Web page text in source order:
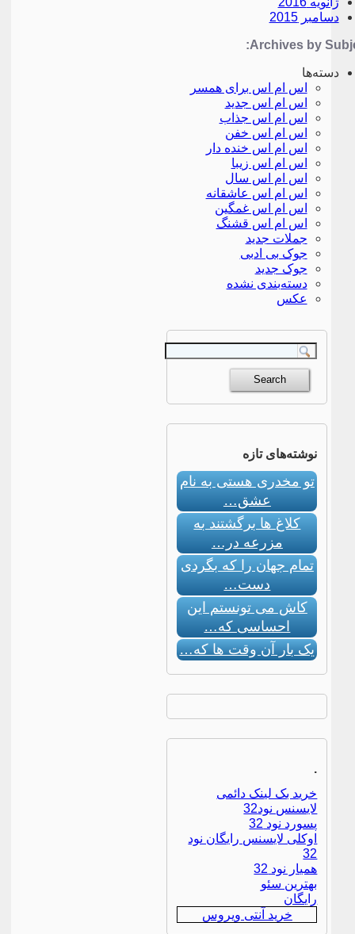
دسامبر 2015
Archives by
دسته‌ها
اس ام اس برای همسر
اس ام اس جدید
اس ام اس جذاب
اس ام اس خفن
اس ام اس خنده دار
اس ام اس زیبا
اس ام اس سال
اس ام اس عاشقانه
اس ام اس غمگین
اس ام اس قشنگ
جملات جدید
جوک بی ادبی
جوک جدید
دسته‌بندی نشده
عکس
نوشته‌های تازه
تو مخدری هستی به نام
عشق…
کلاغ ها برگشتند به
مزرعه در…
تمام جهان را که بگردی
دست…
کاش می تونستم این
احساسی که…
یک بار آن وقت ها که…
.
خرید بک لینک دائمی
لایسنس نود32
پسورد نود 32
اوکلی لایسنس رایگان نود
32
همیار نود 32
بهترین سئو
رایگان
خرید آنتی ویروس